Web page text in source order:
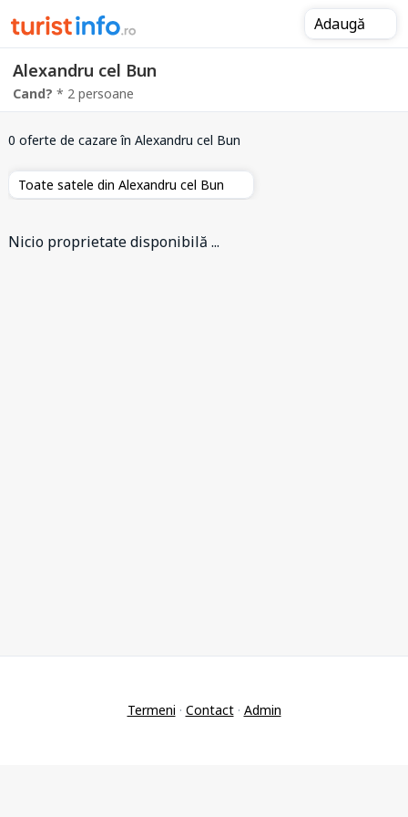
Adaugă
Alexandru cel Bun
Cand? * 2 persoane
0 oferte de cazareîn Alexandru cel Bun
Toate satele din Alexandru cel Bun
Nicio proprietate disponibilă ...
Termeni · Contact· Admin